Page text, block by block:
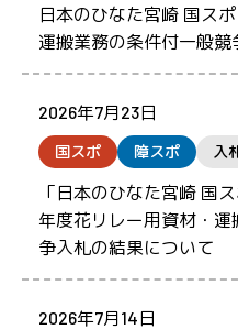
日本のひなた宮崎 国ス
運搬業務の条件付一般競
2026年7月23日
国スポ
障スポ 入
「日本のひなた宮崎 国
年度花リレー用資材・
争入札の結果について
2026年7月14日